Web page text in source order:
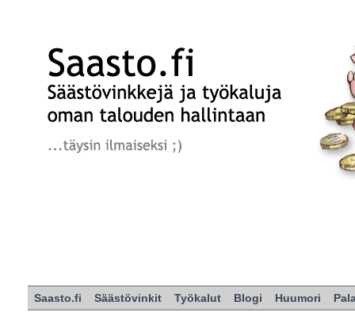
Saasto.fi Säästövinkit Työkalut Blogi Huumori